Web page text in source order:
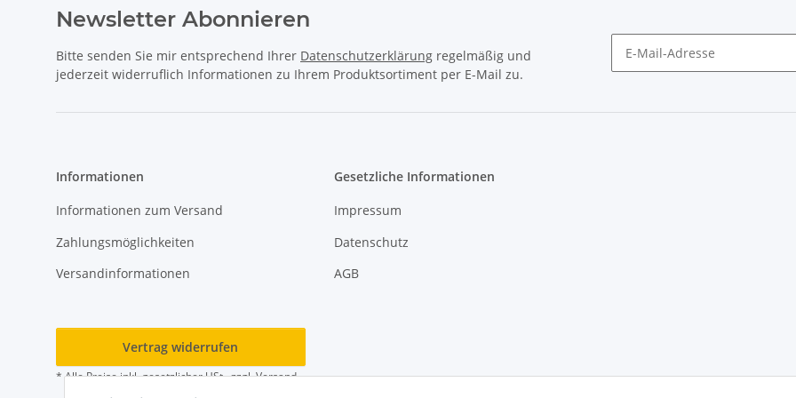
Newsletter Abonnieren
Bitte senden Sie mir entsprechend Ihrer Datenschutzerklärung regelmäßig und
jederzeit widerruflich Informationen zu Ihrem Produktsortiment per E-Mail zu.
Informationen
Informationen zum Versand
Zahlungsmöglichkeiten
Versandinformationen
Gesetzliche Informationen
Impressum
Datenschutz
AGB
Vertrag widerrufen
* Alle Preise inkl. gesetzlicher USt., zzgl.Versand